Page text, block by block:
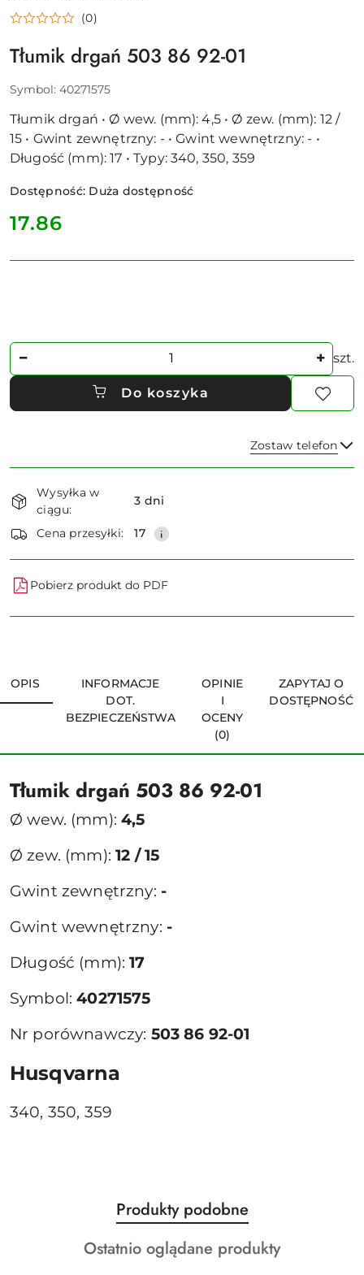
(0)
Tłumik drgań 503 86 92-01
Symbol: 40271575
Tłumik drgań • Ø wew. (mm): 4,5 • Ø zew. (mm): 12 /
15 • Gwint zewnętrzny: - • Gwint wewnętrzny: - •
Długość (mm): 17 • Typy: 340, 350, 359
Dostępność: Duża dostępność
cena:
17.86
Ilość szt.
Do koszyka
Zostaw telefon
Dostępność
i
dostawa
Wysyłka w
ciągu:
3 dni
Cena przesyłki: 17
Pobierz produkt do PDF
OPIS
INFORMACJE
DOT.
BEZPIECZEŃSTWA
OPINIE
I
OCENY
(0)
ZAPYTAJ O
DOSTĘPNOŚĆ
Tłumik drgań 503 86 92-01
Ø wew. (mm):4,5
Ø zew. (mm):12 / 15
Gwint zewnętrzny: -
Gwint wewnętrzny: -
Długość (mm):17
Symbol:40271575
Nr porównawczy: 503 86 92-01
Husqvarna
340, 350, 359
Pomiń karuzelę produktów
Produkty
o
statusie:
Produkty podobne
Produkty
Ostatnio oglądane produkty